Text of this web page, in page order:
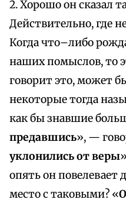
2. Хорошо он сказал
Действительно, где
Когда что–либо
наших помыслов, то
говорит это, может
некоторые тогда
как бы знавшие
предавшись», —
уклонились от веры
опять он повелевает
место с таковыми? «